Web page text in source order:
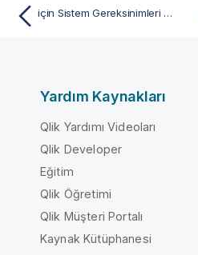
için Sistem Gereksinimleri QlikView Desktop
Yardım Kaynakları
Qlik Yardımı Videoları
Qlik Developer
Eğitim
Qlik Öğretimi
Qlik Müşteri Portalı
Kaynak Kütüphanesi